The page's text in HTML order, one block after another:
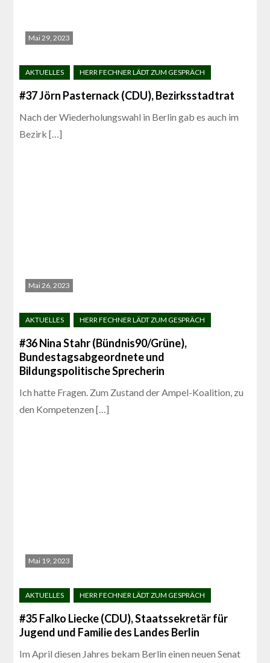
Mai 29, 2023
#37 Jörn Pasternack (CDU), Bezirksstadtrat
Nach der Wiederholungswahl in Berlin gab es auch im
Bezirk […]
Mai 26, 2023
#36 Nina Stahr (Bündnis90/Grüne),
Bundestagsabgeordnete und
Bildungspolitische Sprecherin
Ich hatte Fragen. Zum Zustand der Ampel-Koalition, zu
den Kompetenzen […]
Mai 19, 2023
#35 Falko Liecke (CDU), Staatssekretär für
Jugend und Familie des Landes Berlin
Im April diesen Jahres bekam Berlin einen neuen Senat